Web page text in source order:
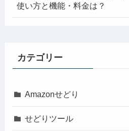
使い方と機能・料金は？
カテゴリー
Amazonせどり
せどりツール